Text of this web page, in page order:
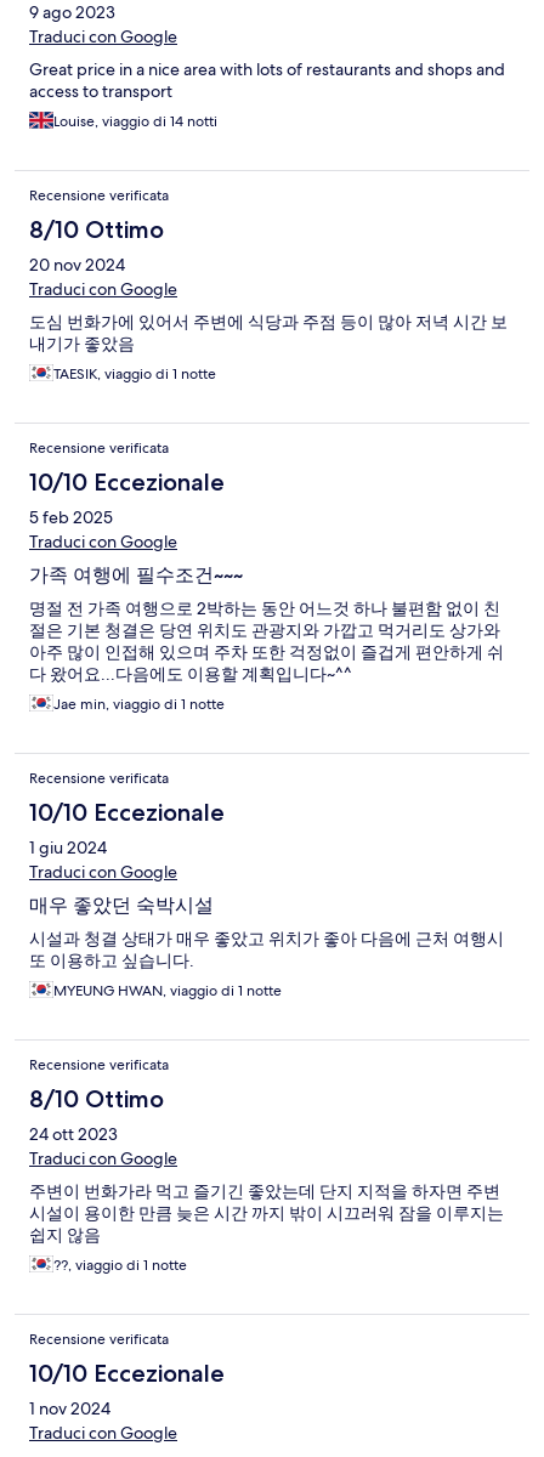
9 ago 2023
Traduci con Google
Great price in a nice area with lots of restaurants and shops and
access to transport
Louise, viaggio di 14 notti
Recensione verificata
8/10 Ottimo
20 nov 2024
Traduci con Google
도심 번화가에 있어서 주변에 식당과 주점 등이 많아 저녁 시간 보
내기가 좋았음
TAESIK, viaggio di 1 notte
Recensione verificata
10/10 Eccezionale
5 feb 2025
Traduci con Google
가족 여행에 필수조건~~~
명절 전 가족 여행으로 2박하는 동안 어느것 하나 불편함 없이 친
절은 기본 청결은 당연 위치도 관광지와 가깝고 먹거리도 상가와
아주 많이 인접해 있으며 주차 또한 걱정없이 즐겁게 편안하게 쉬
다 왔어요...다음에도 이용할 계획입니다~^^
Jae min, viaggio di 1 notte
Recensione verificata
10/10 Eccezionale
1 giu 2024
Traduci con Google
매우 좋았던 숙박시설
시설과 청결 상태가 매우 좋았고 위치가 좋아 다음에 근처 여행시
또 이용하고 싶습니다.
MYEUNG HWAN, viaggio di 1 notte
Recensione verificata
8/10 Ottimo
24 ott 2023
Traduci con Google
주변이 번화가라 먹고 즐기긴 좋았는데 단지 지적을 하자면 주변
시설이 용이한 만큼 늦은 시간 까지 밖이 시끄러워 잠을 이루지는
쉽지 않음
??, viaggio di 1 notte
Recensione verificata
10/10 Eccezionale
1 nov 2024
Traduci con Google